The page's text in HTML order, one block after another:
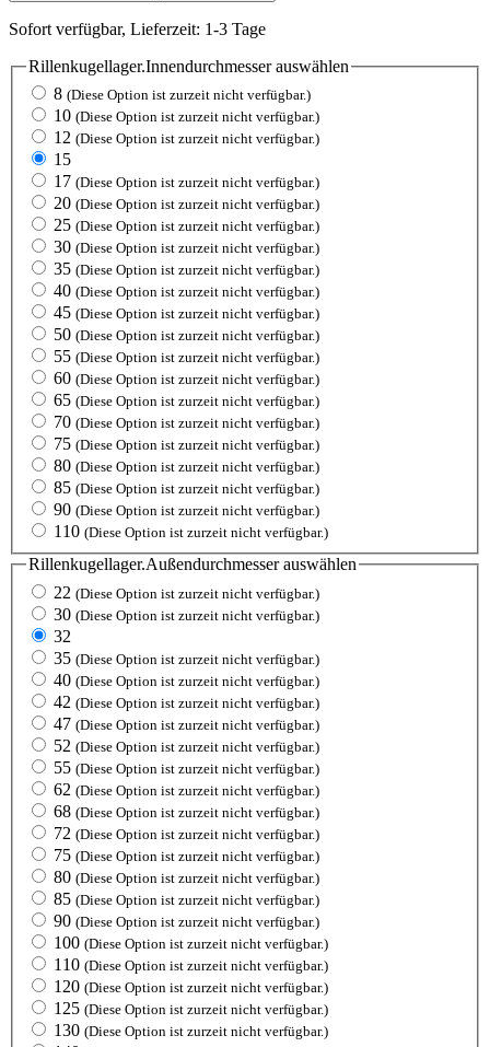
Sofort verfügbar, Lieferzeit: 1-3 Tage
Rillenkugellager.Innendurchmesserauswählen
8 (Diese Option ist zurzeit nicht verfügbar.)
10 (Diese Option ist zurzeit nicht verfügbar.)
12 (Diese Option ist zurzeit nicht verfügbar.)
15
17 (Diese Option ist zurzeit nicht verfügbar.)
20 (Diese Option ist zurzeit nicht verfügbar.)
25 (Diese Option ist zurzeit nicht verfügbar.)
30 (Diese Option ist zurzeit nicht verfügbar.)
35 (Diese Option ist zurzeit nicht verfügbar.)
40 (Diese Option ist zurzeit nicht verfügbar.)
45 (Diese Option ist zurzeit nicht verfügbar.)
50 (Diese Option ist zurzeit nicht verfügbar.)
55 (Diese Option ist zurzeit nicht verfügbar.)
60 (Diese Option ist zurzeit nicht verfügbar.)
65 (Diese Option ist zurzeit nicht verfügbar.)
70 (Diese Option ist zurzeit nicht verfügbar.)
75 (Diese Option ist zurzeit nicht verfügbar.)
80 (Diese Option ist zurzeit nicht verfügbar.)
85 (Diese Option ist zurzeit nicht verfügbar.)
90 (Diese Option ist zurzeit nicht verfügbar.)
110 (Diese Option ist zurzeit nicht verfügbar.)
Rillenkugellager.Außendurchmesserauswählen
22 (Diese Option ist zurzeit nicht verfügbar.)
30 (Diese Option ist zurzeit nicht verfügbar.)
32
35 (Diese Option ist zurzeit nicht verfügbar.)
40 (Diese Option ist zurzeit nicht verfügbar.)
42 (Diese Option ist zurzeit nicht verfügbar.)
47 (Diese Option ist zurzeit nicht verfügbar.)
52 (Diese Option ist zurzeit nicht verfügbar.)
55 (Diese Option ist zurzeit nicht verfügbar.)
62 (Diese Option ist zurzeit nicht verfügbar.)
68 (Diese Option ist zurzeit nicht verfügbar.)
72 (Diese Option ist zurzeit nicht verfügbar.)
75 (Diese Option ist zurzeit nicht verfügbar.)
80 (Diese Option ist zurzeit nicht verfügbar.)
85 (Diese Option ist zurzeit nicht verfügbar.)
90 (Diese Option ist zurzeit nicht verfügbar.)
100 (Diese Option ist zurzeit nicht verfügbar.)
110 (Diese Option ist zurzeit nicht verfügbar.)
120 (Diese Option ist zurzeit nicht verfügbar.)
125 (Diese Option ist zurzeit nicht verfügbar.)
130 (Diese Option ist zurzeit nicht verfügbar.)